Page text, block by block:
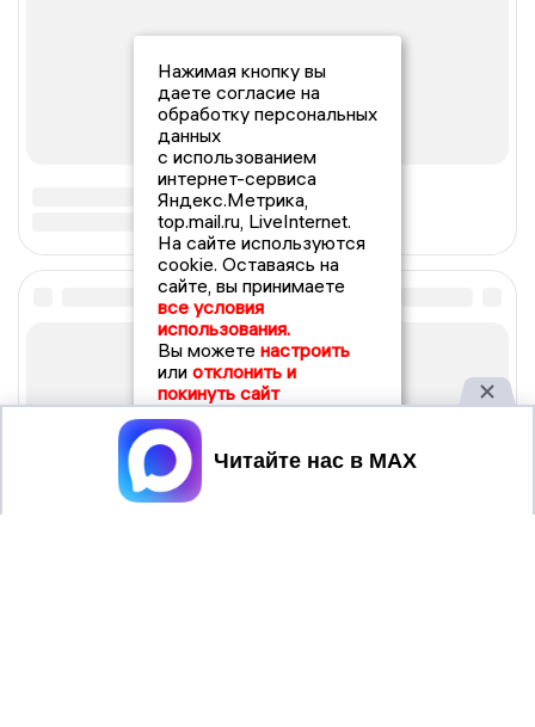
Нажимая кнопку вы
даете согласие на
обработку персональных
данных
с использованием
интернет-сервиса
Яндекс.Метрика,
top.mail.ru, LiveInternet.
На сайте используются
cookie. Оставаясь на
сайте, вы принимаете
все условия
использования.
Вы можете настроить
или отклонить и
покинуть сайт
Принять